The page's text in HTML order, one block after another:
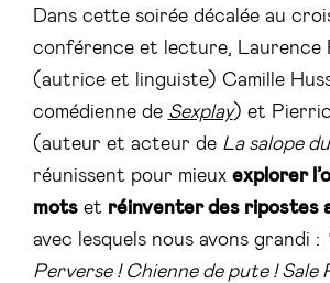
Dans cette soirée décalée au
conférence et lecture, Laurence
(autrice et linguiste) Camille
comédienne de Sexplay) et
(auteur et acteur de La salope
réunissent pour mieux explorer
motset réinventer des ripostes
avec lesquels nous avons grandi :
Perverse ! Chienne de pute ! Sale